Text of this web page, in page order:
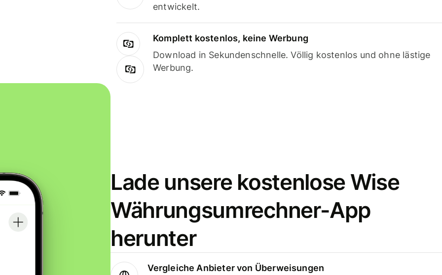
entwickelt.
Komplett kostenlos, keine Werbung
Download in Sekundenschnelle. Völlig kostenlos und ohne lästige
Werbung.
Lade unsere kostenlose Wise
Währungsumrechner-App
herunter
Vergleiche Anbieter von Überweisungen